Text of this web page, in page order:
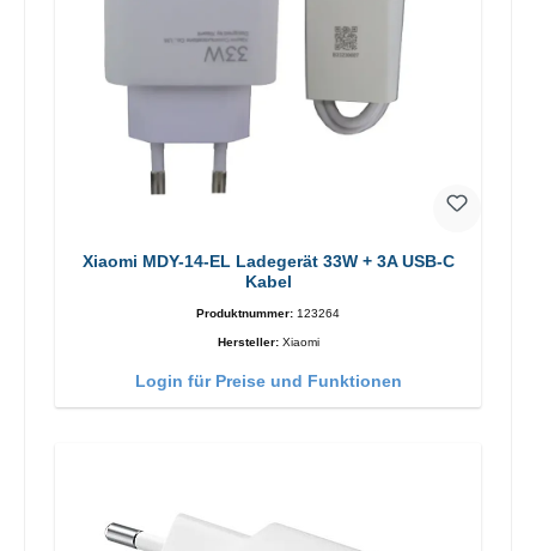
Xiaomi MDY-14-EL Ladegerät 33W + 3A USB-C
Kabel
Produktnummer: 123264
Hersteller: Xiaomi
Login für Preise und Funktionen